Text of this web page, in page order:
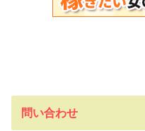
問い合わせ